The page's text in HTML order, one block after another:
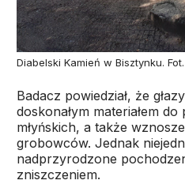
Diabelski Kamień w Bisztynku.
Badacz powiedział, że
doskonałym materiałem
młyńskich, a także
grobowców. Jednak
nadprzyrodzone
zniszczeniem.